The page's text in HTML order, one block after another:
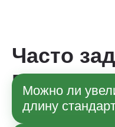
Часто
вопросы
Можно ли
длину